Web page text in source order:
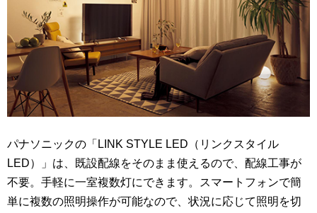
パナソニックの「LINK STYLE LED（リンクスタイル
LED）」は、既設配線をそのまま使えるので、配線工事が
不要。手軽に一室複数灯にできます。スマートフォンで簡
単に複数の照明操作が可能なので、状況に応じて照明を切